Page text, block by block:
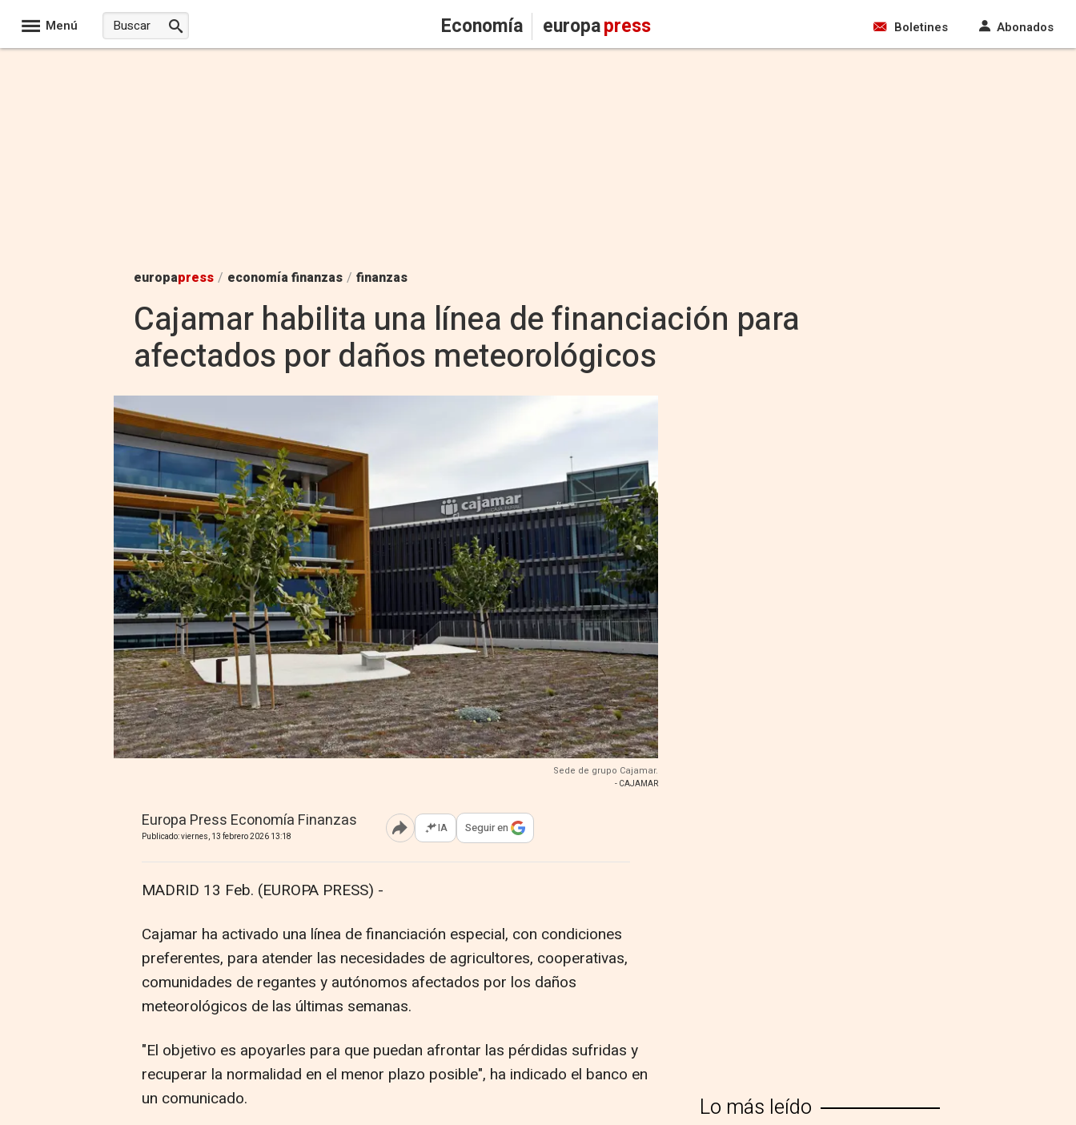
Menú Economía europapress Boletines Abonados
europapress / economía finanzas / finanzas
Cajamar habilita una línea de financiación para
afectados por daños meteorológicos
Sede de grupo Cajamar.
- CAJAMAR
Europa Press Economía Finanzas
Publicado: viernes, 13 febrero 2026 13:18 Abrir opciones para compartir
IA Seguir en
MADRID 13 Feb. (EUROPA PRESS) -
Cajamar ha activado una línea de financiación especial, con condiciones
preferentes, para atender las necesidades de agricultores, cooperativas,
comunidades de regantes y autónomos afectados por los daños
meteorológicos de las últimas semanas.
"El objetivo es apoyarles para que puedan afrontar las pérdidas sufridas y
recuperar la normalidad en el menor plazo posible", ha indicado el banco en
un comunicado.
Lo más leído